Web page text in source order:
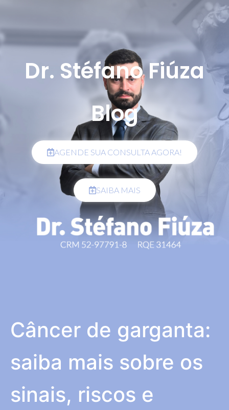
Dr. Stéfano Fiúza
Blog
AGENDE SUA CONSULTA AGORA!
SAIBA MAIS
Câncer de garganta:
saiba mais sobre os
sinais, riscos e